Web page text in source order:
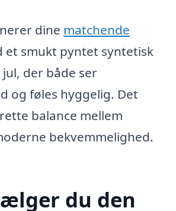
dine matchende
et smukt pyntet syntetisk
der både ser
og føles hyggelig. Det
balance mellem
bekvemmelighed.
du den